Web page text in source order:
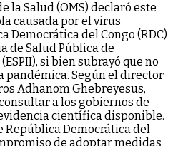
la Salud (OMS) declaró este
causada por el virus
Democrática del Congo (RDC)
de Salud Pública de
si bien subrayó que no
pandémica. Según el director
Adhanom Ghebreyesus,
a los gobiernos de
científica disponible.
República Democrática del
de adoptar medidas